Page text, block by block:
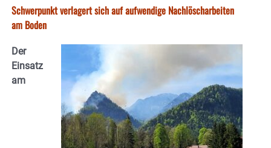
Schwerpunkt verlagert sich auf aufwendige Nachlöscharbeiten
am Boden
Der
Einsatz
am